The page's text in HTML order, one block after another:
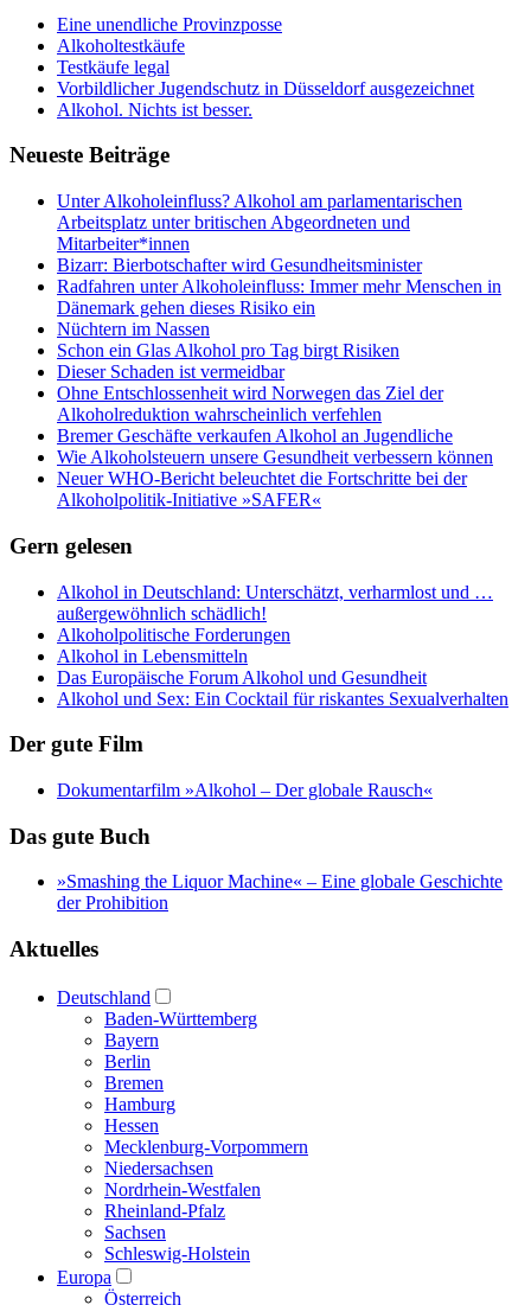
Eine unendliche Provinzposse
Alkoholtestkäufe
Testkäufe legal
Vorbildlicher Jugendschutz in Düsseldorf ausgezeichnet
Alkohol. Nichts ist besser.
Neueste Beiträge
Unter Alkoholeinfluss? Alkohol am parlamentarischen
Arbeitsplatz unter britischen Abgeordneten und
Mitarbeiter*innen
Bizarr: Bierbotschafter wird Gesundheitsminister
Radfahren unter Alkoholeinfluss: Immer mehr Menschen in
Dänemark gehen dieses Risiko ein
Nüchtern im Nassen
Schon ein Glas Alkohol pro Tag birgt Risiken
Dieser Schaden ist vermeidbar
Ohne Entschlossenheit wird Norwegen das Ziel der
Alkoholreduktion wahrscheinlich verfehlen
Bremer Geschäfte verkaufen Alkohol an Jugendliche
Wie Alkoholsteuern unsere Gesundheit verbessern können
Neuer WHO-Bericht beleuchtet die Fortschritte bei der
Alkoholpolitik-Initiative »SAFER«
Gern gelesen
Alkohol in Deutschland: Unterschätzt, verharmlost und …
außergewöhnlich schädlich!
Alkoholpolitische Forderungen
Alkohol in Lebensmitteln
Das Europäische Forum Alkohol und Gesundheit
Alkohol und Sex: Ein Cocktail für riskantes Sexualverhalten
Der gute Film
Dokumentarfilm »Alkohol – Der globale Rausch«
Das gute Buch
»Smashing the Liquor Machine« ‒ Eine globale Geschichte
der Prohibition
Aktuelles
Deutschland
Baden-Württemberg
Bayern
Berlin
Bremen
Hamburg
Hessen
Mecklenburg-Vorpommern
Niedersachsen
Nordrhein-Westfalen
Rheinland-Pfalz
Sachsen
Schleswig-Holstein
Europa
Österreich